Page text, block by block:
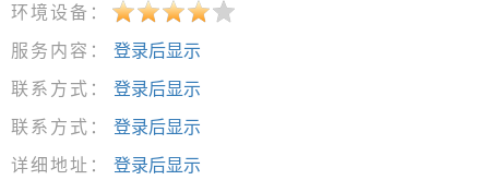
环境设备：
服务内容：
登录后显示
联系方式：
登录后显示
联系方式：
登录后显示
详细地址：
登录后显示